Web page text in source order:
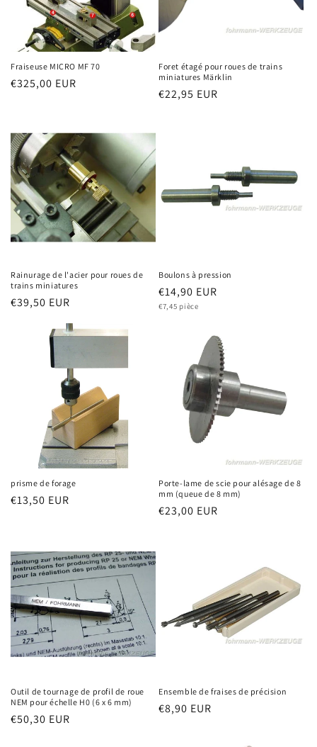
Fraiseuse MICRO MF 70
Prix
€325,00 EUR
Foret étagé pour roues de trains
miniatures Märklin
Prix
€22,95 EUR
Rainurage de l'acier pour roues de
trains miniatures
Prix
€39,50 EUR
Boulons à pression
Prix
habituel
€14,90 EUR
Prix
unitaire
€7,45 pièce
prisme de forage
Prix
€13,50 EUR
Porte-lame de scie pour alésage de 8
mm (queue de 8 mm)
Prix
€23,00 EUR
Outil de tournage de profil de roue
NEM pour échelle H0 (6 x 6 mm)
Prix
€50,30 EUR
Ensemble de fraises de précision
Prix
€8,90 EUR